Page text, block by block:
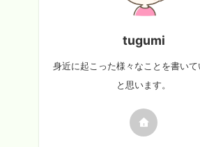
tugumi
身近に起こった様々なことを書い
と思います。